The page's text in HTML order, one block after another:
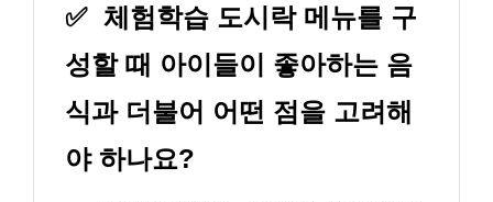
✅ 체험학습 도시락 메뉴를 구
성할 때 아이들이 좋아하는 음
식과 더불어 어떤 점을 고려해
야 하나요?